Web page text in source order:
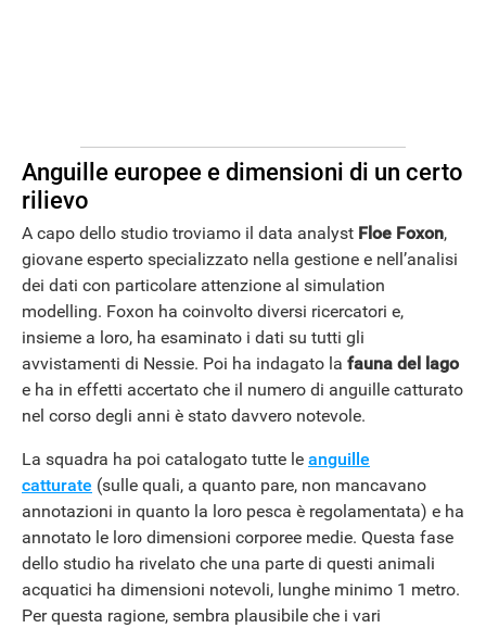
ANDROID
Anguille europee e dimensioni di un certo
rilievo
A capo dello studio troviamo il data analyst Floe Foxon,
giovane esperto specializzato nella gestione e nell’analisi
dei dati con particolare attenzione al simulation
modelling. Foxon ha coinvolto diversi ricercatori e,
insieme a loro, ha esaminato i dati su tutti gli
avvistamenti di Nessie. Poi ha indagato la fauna del lago
e ha in effetti accertato che il numero di anguille catturato
nel corso degli anni è stato davvero notevole.
La squadra ha poi catalogato tutte le anguille
catturate (sulle quali, a quanto pare, non mancavano
annotazioni in quanto la loro pesca è regolamentata) e ha
annotato le loro dimensioni corporee medie. Questa fase
dello studio ha rivelato che una parte di questi animali
acquatici ha dimensioni notevoli, lunghe minimo 1 metro.
Per questa ragione, sembra plausibile che i vari